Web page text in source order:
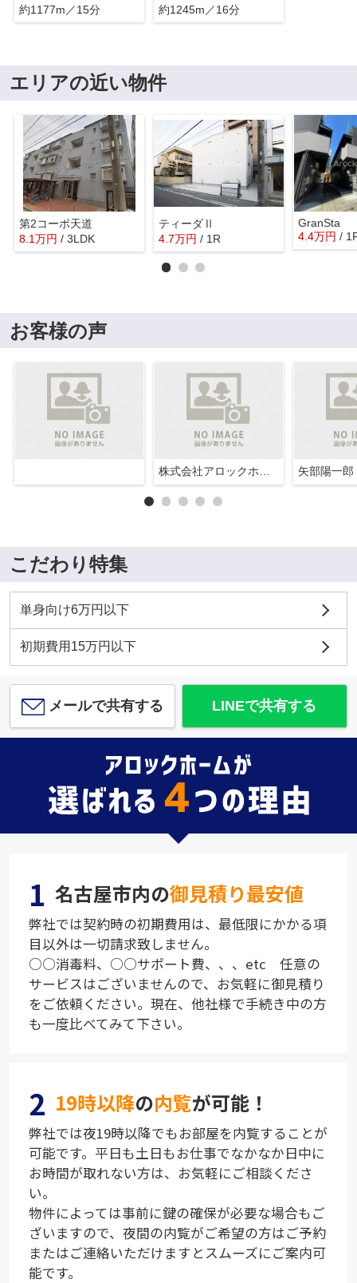
約1177m／15分
約1245m／16分
エリアの近い物件
第2コーポ天道
8.1万円 / 3LDK
ティーダⅡ
4.7万円 / 1R
GranSta
4.4万円 /
お客様の声
矢部陽一郎
こだわり特集
単身向け6万円以下
初期費用15万円以下
メールで共有する LINEで共有する
1 名古屋市内の御見積り最安値
弊社では契約時の初期費用は、最低限にかかる項
目以外は一切請求致しません。
○○消毒料、○○サポート費、、、etc 任意の
サービスはございませんので、お気軽に御見積り
をご依頼ください。現在、他社様で手続き中の方
も一度比べてみて下さい。
2 19時以降の内覧が可能！
弊社では夜19時以降でもお部屋を内覧することが
可能です。平日も土日もお仕事でなかなか日中に
お時間が取れない方は、お気軽にご相談くださ
い。
物件によっては事前に鍵の確保が必要な場合もご
ざいますので、夜間の内覧がご希望の方はご予約
またはご連絡いただけますとスムーズにご案内可
能です。